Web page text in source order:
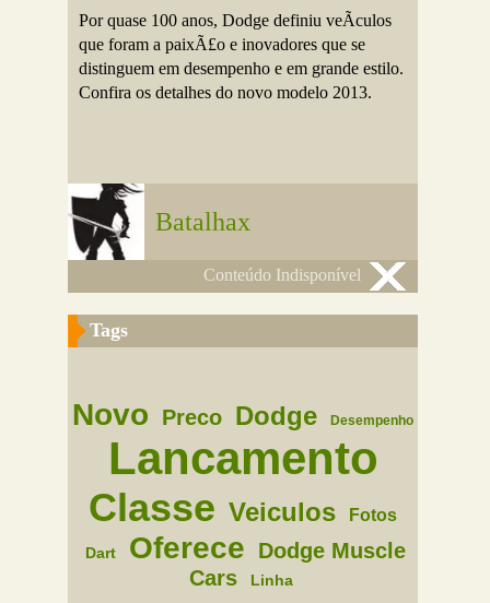
Por quase 100 anos, Dodge definiu veÃ­culos
que foram a paixÃ£o e inovadores que se
distinguem em desempenho e em grande estilo.
Confira os detalhes do novo modelo 2013.
Batalhax
Conteúdo Indisponível
Tags
Novo Preco Dodge Desempenho
Lancamento
Classe Veiculos Fotos
Dart Oferece
Dodge Muscle
Cars
Linha